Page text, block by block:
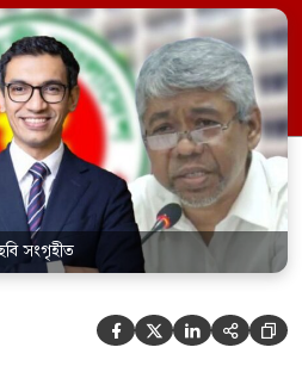
সচিব থাকবেন স্বাস্থ্য ও
সচিব। একই সঙ্গে
বিনিয়োগ উন্নয়ন
চেয়ারম্যান এবং
সংগৃহীত
    